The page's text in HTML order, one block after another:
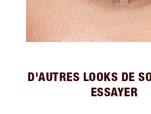
D'AUTRES LOOKS DE
ESSAYER